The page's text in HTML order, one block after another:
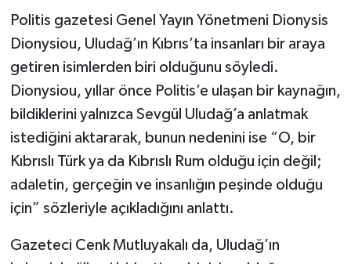
Politis gazetesi Genel Yayın Yönetmeni Dionysis
Dionysiou, Uludağ’ın Kıbrıs’ta insanları bir araya
getiren isimlerden biri olduğunu söyledi.
Dionysiou, yıllar önce Politis’e ulaşan bir kaynağın,
bildiklerini yalnızca Sevgül Uludağ’a anlatmak
istediğini aktararak, bunun nedenini ise “O, bir
Kıbrıslı Türk ya da Kıbrıslı Rum olduğu için değil;
adaletin, gerçeğin ve insanlığın peşinde olduğu
için” sözleriyle açıkladığını anlattı.
Gazeteci Cenk Mutluyakalı da, Uludağ’ın